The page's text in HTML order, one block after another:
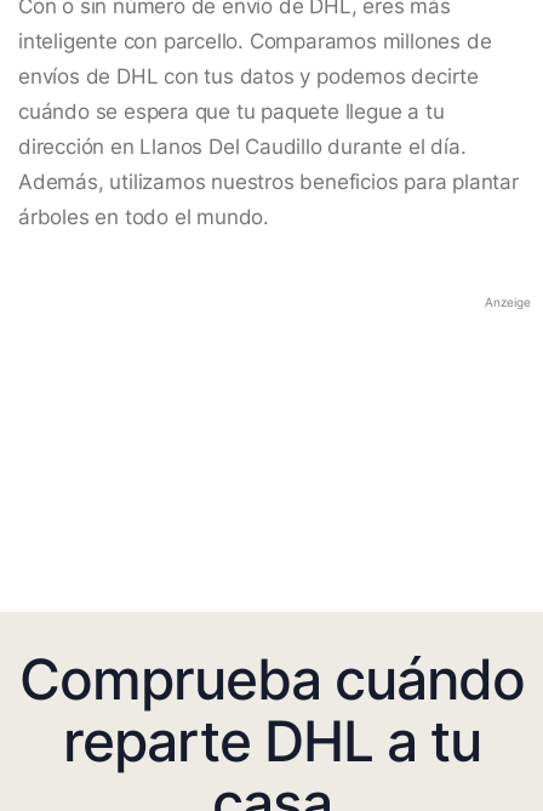
Con o sin número de envío de DHL, eres más
inteligente con parcello. Comparamos millones de
envíos de DHL con tus datos y podemos decirte
cuándo se espera que tu paquete llegue a tu
dirección en Llanos Del Caudillo durante el día.
Además, utilizamos nuestros beneficios para plantar
árboles en todo el mundo.
Anzeige
Comprueba cuándo
reparte DHL a tu